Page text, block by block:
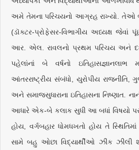
અમે તેમના પરિચયનો આગ્રહ રાખ્યો. તેઓ
(ડૉક્ટર-પ્રોફેસર-વિભાગીય અધ્યક્ષ
આર. એલ. રાવલનો પ્રથમ પરિચય અને
પહેલાંનાં બે વર્ષનો ઇતિહાસજ્ઞાનલાભ
આંતરરાષ્ટ્રીય સંબંધો, યુરોપીય રાજનીતિ,
અને સમાજસુધારાના ઇતિહાસના નિષ્ણાત.
આધારે એક-બે કલાક સુધી આ બધાં વિષયો પર
હોય, વર્ગબહાર ધોમધખતો હોય તે સ્થિતિમાં
સામે બહુ ઓછા વિદ્યાર્થીઓ ઝીંક ઝીલી